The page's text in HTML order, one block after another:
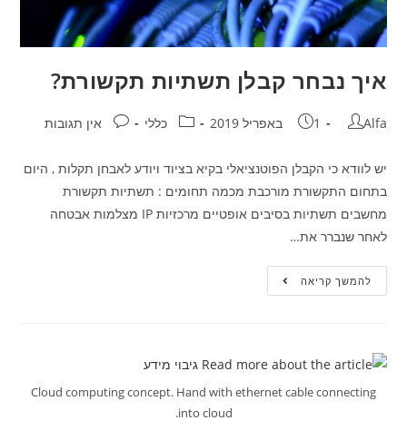
איך נבחר קבלן תשתיות תקשורת?
Alfa 1 באפריל 2019 כללי אין תגובות
יש לוודא כי הקבלן הפוטנציאלי בקיא בציוד ויודע לאבחן תקלות , היום
בתחום התקשורת מורכבת מכמה תחומים : תשתיות תקשורת
מחשבים תשתיות בסיבים אופטיים מרכזיות IP מצלמות אבטחה
לאחר שנברר את…
להמשך קריאה
Cloud computing concept. Hand with ethernet cable connecting
into cloud.